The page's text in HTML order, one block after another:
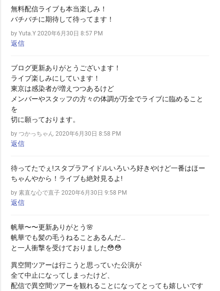
無料配信ライブも本当楽しみ！
バチバチに期待して待ってます！
by Yuta.Y 2020年6月30日 8:57 PM
返信
ブログ更新ありがとうございます！
ライブ楽しみにしています！
東京は感染者が増えつつあるけど
メンバーやスタッフの方々の体調が万全でライブに臨めること
を
切に願っております。
by つかっちゃん 2020年6月30日 8:58 PM
返信
待ってたでぇ!スタプラアイドルいろいろ好きやけど一番はほー
ちゃんやから！ライブも絶対見るよ!
by 素直な心で直子 2020年6月30日 9:58 PM
返信
帆華〜〜更新ありがとう🌸
帆華でも髪の毛うねることあるんだ…
と一人衝撃を受けておりました😳😳
異空間ツアーは行こうと思っていた公演が
全て中止になってしまったけど、
配信で異空間ツアーを観れることになってとっても嬉しいです